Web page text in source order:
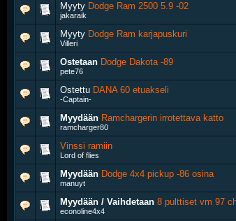
Myyty Dodge Ram 2500 5.9 -02
jakaraik
Myyty Dodge Ram karjapuskuri
Villeri
Ostetaan Dodge Dakota -89
pete76
Ostettu DANA 60 etuakseli
-Captain-
Myydään Ramchargerin irrotettava katto
ramcharger80
Vinssi ramiin
Lord of flies
Myydään Dodge 4x4 pickup -86 osina
manuyt
Myydään / Vaihdetaan 8 pulttiset vm 97
econoline4x4